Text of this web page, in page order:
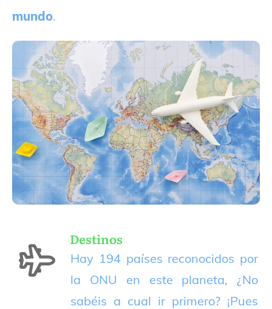
mundo.
Destinos
Hay 194 países reconocidos por
la ONU en este planeta, ¿No
sabéis a cual ir primero? ¡Pues